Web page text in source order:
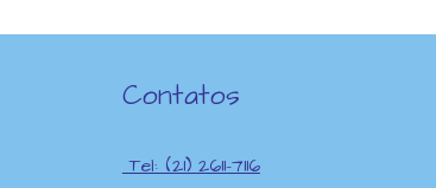
Contatos
Tel: (21) 2611-7116